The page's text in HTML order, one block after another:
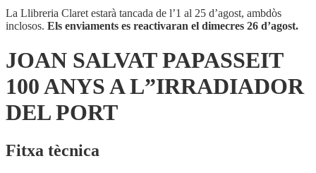
ANYS
A
PORT
La Llibreria Claret estarà tancada de l’1 al 25 d’agost, ambdòs
inclosos. Els enviaments es reactivaran el dimecres 26 d’agost.
JOAN SALVAT PAPASSEIT
100 ANYS A L”IRRADIADOR
DEL PORT
Fitxa tècnica